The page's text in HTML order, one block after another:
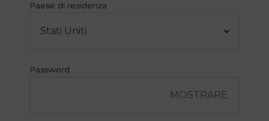
Paese di residenza
Password
MOSTRARE